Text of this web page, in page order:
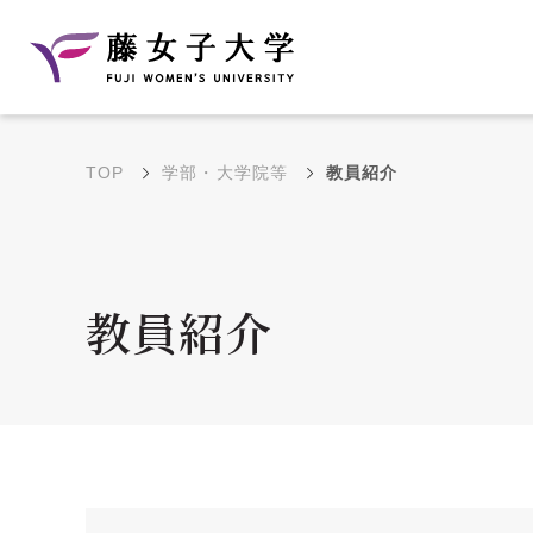
学部・学科の教育目的
大学院の教育目的
TOP 学部・大学院等 教員紹介
教員紹介